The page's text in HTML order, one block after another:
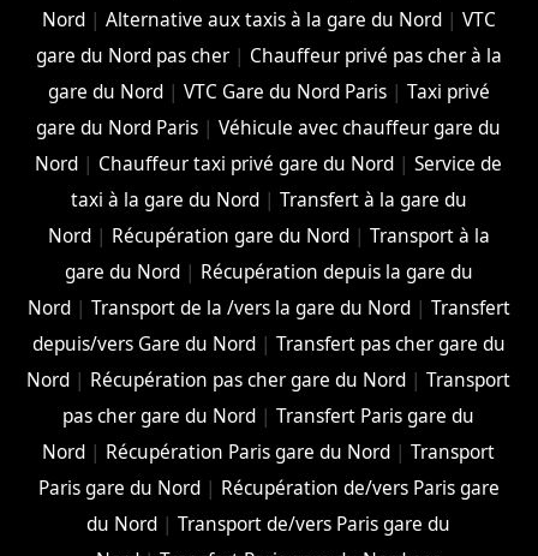
Nord| Alternative aux taxis à la gare du Nord| VTC
gare du Nord pas cher| Chauffeur privé pas cher à la
gare du Nord| VTC Gare du Nord Paris| Taxi privé
gare du Nord Paris |Véhicule avec chauffeur gare du
Nord | Chauffeur taxi privé gare du Nord |Service de
taxi à la gare du Nord| Transfert à la gare du
Nord| Récupération gare du Nord| Transport à la
gare du Nord| Récupération depuis la gare du
Nord| Transport de la /vers la gare du Nord| Transfert
depuis/vers Gare du Nord| Transfert pas cher gare du
Nord | Récupération pas cher gare du Nord |Transport
pas cher gare du Nord |Transfert Paris gare du
Nord | Récupération Paris gare du Nord |Transport
Paris gare du Nord| Récupération de/vers Paris gare
du Nord |Transport de/vers Paris gare du